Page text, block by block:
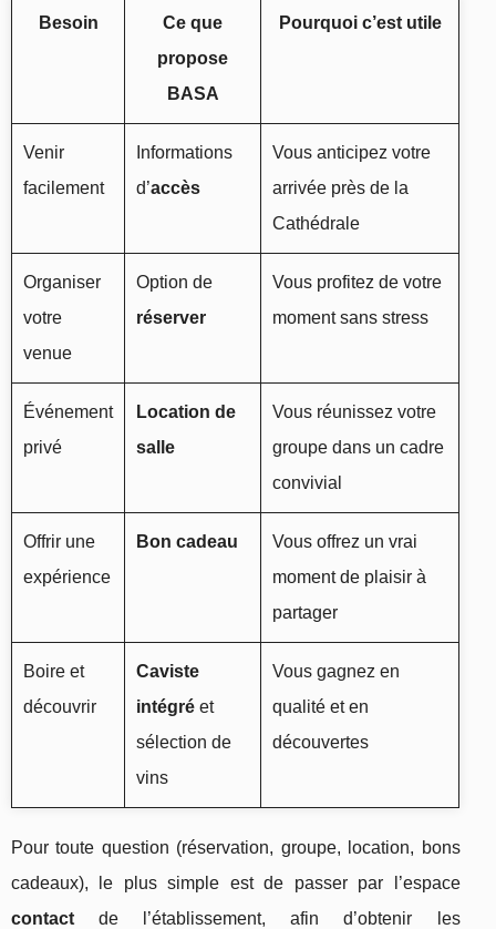
Besoin
Ce que
propose
BASA
Pourquoi c’est utile
Venir
facilement
Informations
d’accès
Vous anticipez votre
arrivée près de la
Cathédrale
Organiser
votre
venue
Option de
réserver
Vous profitez de votre
moment sans stress
Événement
privé
Location de
salle
Vous réunissez votre
groupe dans un cadre
convivial
Offrir une
expérience
Bon cadeau
Vous offrez un vrai
moment de plaisir à
partager
Boire et
découvrir
Caviste
intégré et
sélection de
vins
Vous gagnez en
qualité et en
découvertes
Pour toute question (réservation, groupe, location, bons
cadeaux), le plus simple est de passer par l’espace
contact de l’établissement, afin d’obtenir les